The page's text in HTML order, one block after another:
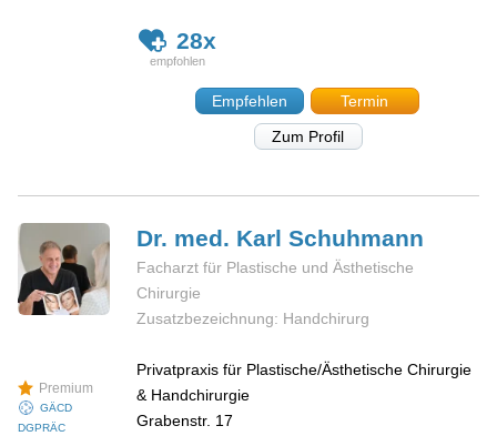
28x
Empfehlen
Termin
Zum Profil
Premium
GÄCD
DGPRÄC
Dr. med. KarlSchuhmann
Facharzt für Plastische und Ästhetische
Chirurgie
Zusatzbezeichnung: Handchirurg
Privatpraxis für Plastische/Ästhetische Chirurgie
& Handchirurgie
Grabenstr. 17